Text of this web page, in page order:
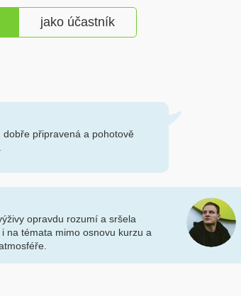
jako účastník
připravená a pohotově
opravdu rozumí a sršela
na témata mimo osnovu kurzu a